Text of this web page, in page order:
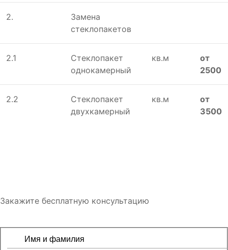
2.
Замена
стеклопакетов
2.1
Стеклопакет
однокамерный
кв.м
от
2500
2.2
Стеклопакет
двухкамерный
кв.м
от
3500
Закажите бесплатную консультацию